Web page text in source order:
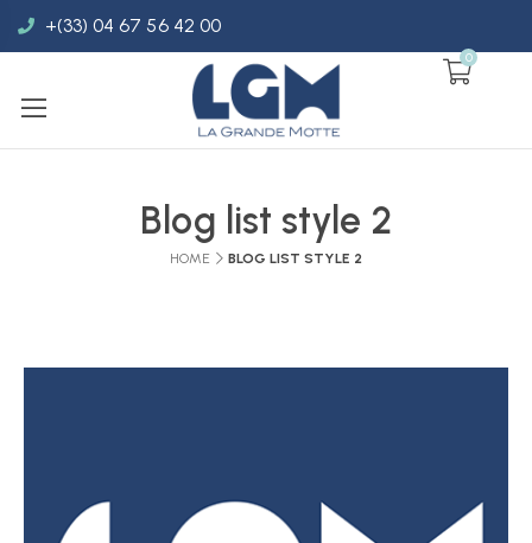
+(33) 04 67 56 42 00
0
Blog list style 2
HOME BLOG LIST STYLE 2